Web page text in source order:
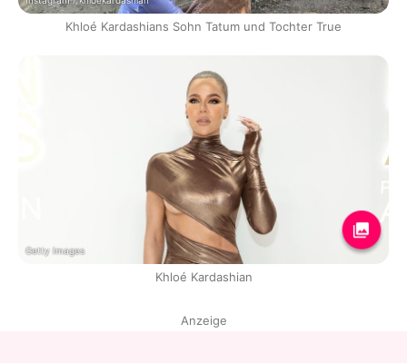
Khloé Kardashians Sohn Tatum und Tochter True
Getty Images
Khloé Kardashian
Anzeige